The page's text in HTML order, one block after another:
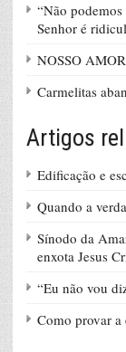
“Não
Senhor é
NOSSO
Carmelitas
Artigos
Edificação e
Quando a
Sínodo da
enxota Jesus
“Eu não vou
Como provar